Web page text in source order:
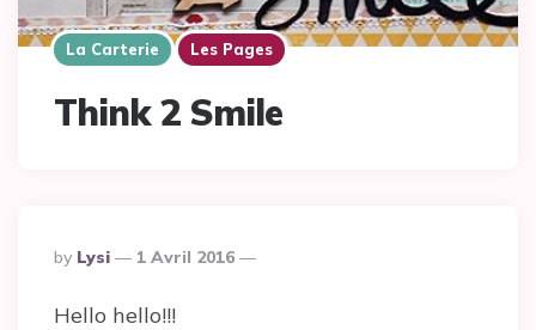
La Carterie Les Pages
Think 2 Smile
Posted
By
By Lysi 1 Avril 2016
Hello hello!!!